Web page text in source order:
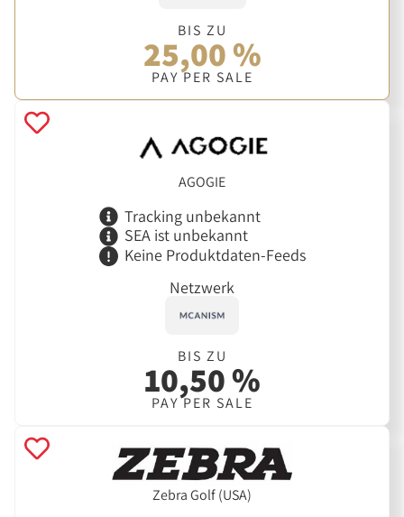
BIS ZU
25,00 %
PAY PER SALE
AGOGIE
Tracking unbekannt
SEA ist unbekannt
Keine Produktdaten-Feeds
Netzwerk
BIS ZU
10,50 %
PAY PER SALE
Zebra Golf (USA)